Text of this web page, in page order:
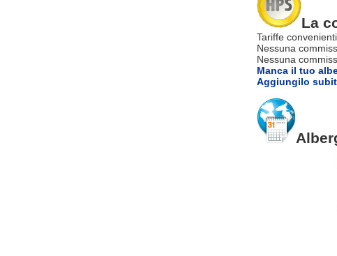
La
Tariffe convenienti.
Nessuna
Nessuna
Manca il tuo
Aggiungilo